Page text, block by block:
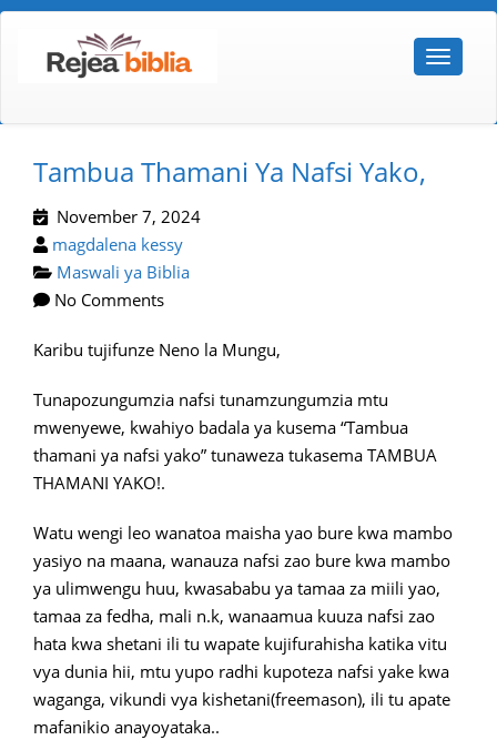
Tambua Thamani Ya Nafsi Yako,
November 7, 2024
magdalena kessy
Maswali ya Biblia
No Comments
Karibu tujifunze Neno la Mungu,
Tunapozungumzia nafsi tunamzungumzia mtu
mwenyewe, kwahiyo badala ya kusema “Tambua
thamani ya nafsi yako” tunaweza tukasema TAMBUA
THAMANI YAKO!.
Watu wengi leo wanatoa maisha yao bure kwa mambo
yasiyo na maana, wanauza nafsi zao bure kwa mambo
ya ulimwengu huu, kwasababu ya tamaa za miili yao,
tamaa za fedha, mali n.k, wanaamua kuuza nafsi zao
hata kwa shetani ili tu wapate kujifurahisha katika vitu
vya dunia hii, mtu yupo radhi kupoteza nafsi yake kwa
waganga, vikundi vya kishetani(freemason), ili tu apate
mafanikio anayoyataka..